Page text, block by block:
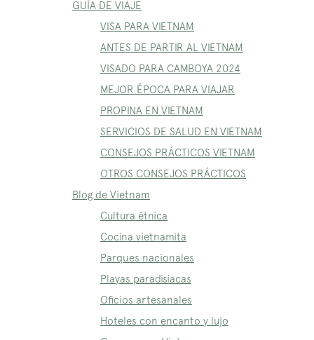
GUÍA DE VIAJE
VISA PARA VIETNAM
ANTES DE PARTIR AL VIETNAM
VISADO PARA CAMBOYA 2024
MEJOR ÉPOCA PARA VIAJAR
PROPINA EN VIETNAM
SERVICIOS DE SALUD EN VIETNAM
CONSEJOS PRÁCTICOS VIETNAM
OTROS CONSEJOS PRÁCTICOS
Blog de Vietnam
Cultura étnica
Cocina vietnamita
Parques nacionales
Playas paradisíacas
Oficios artesanales
Hoteles con encanto y lujo